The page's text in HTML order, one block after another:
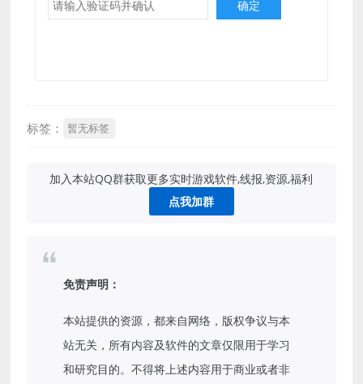
标签： 暂无标签
加入本站QQ群获取更多实时游戏软件,线报,资源,福利
点我加群
免责声明：
本站提供的资源，都来自网络，版权争议与本
站无关，所有内容及软件的文章仅限用于学习
和研究目的。不得将上述内容用于商业或者非